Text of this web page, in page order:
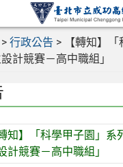
> 行政公告 >
【轉知】
計競賽－高中職組」
轉知】「科學甲子園」
計競賽－高中職組」